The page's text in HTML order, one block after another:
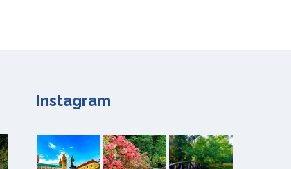
Instagram